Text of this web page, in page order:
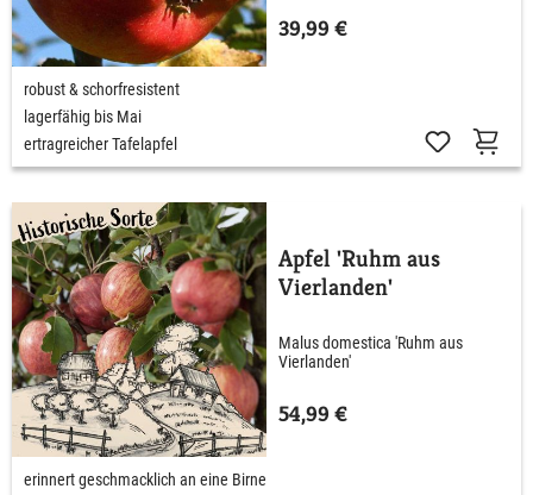
39,99 €
robust & schorfresistent
lagerfähig bis Mai
ertragreicher Tafelapfel
Apfel 'Ruhm aus
Vierlanden'
Malus domestica 'Ruhm aus
Vierlanden'
54,99 €
erinnert geschmacklich an eine Birne